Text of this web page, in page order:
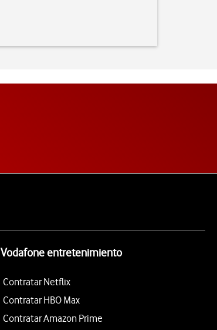
Vodafone entretenimiento
Contratar Netflix
Contratar HBO Max
Contratar Amazon Prime